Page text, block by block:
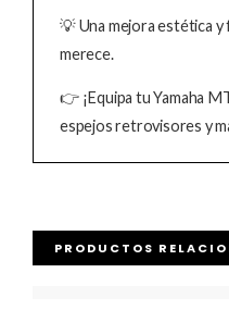
💡 Una mejora estética
merece.
👉 ¡Equipa tu Yamaha
espejos retrovisores y
PRODUCTOS